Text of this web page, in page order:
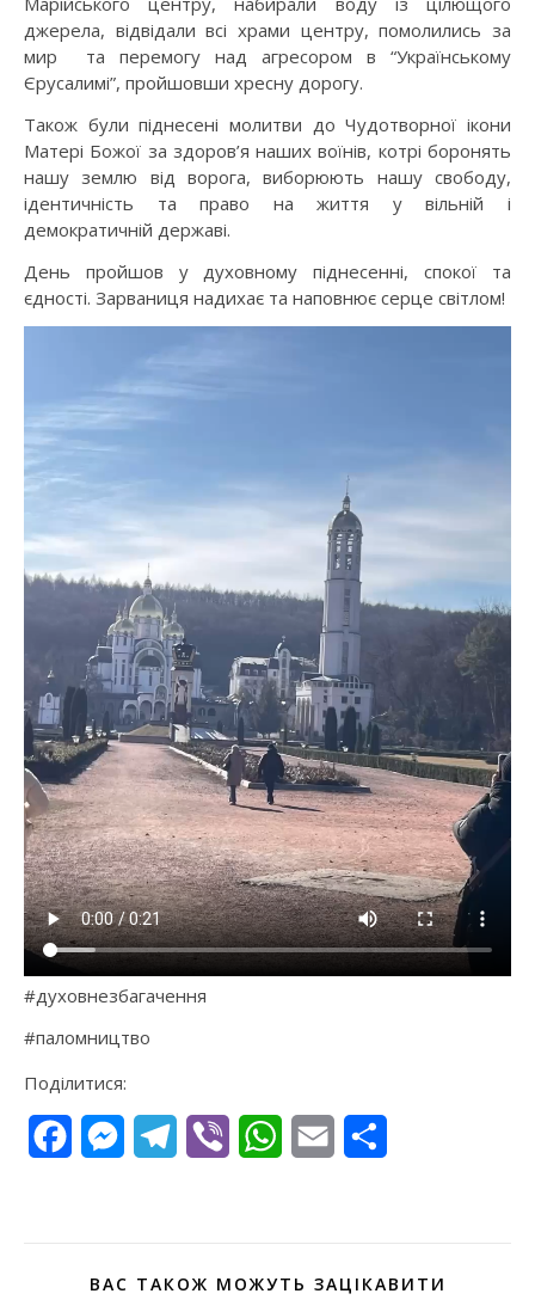
джерела, відвідали всі храми центру, помолились за
мир та перемогу над агресором в “Українському
Єрусалимі”, пройшовши хресну дорогу.
Також були піднесені молитви до Чудотворної ікони
Матері Божої за здоров’я наших воїнів, котрі боронять
нашу землю від ворога, виборюють нашу свободу,
ідентичність та право на життя у вільній і
демократичній державі.
День пройшов у духовному піднесенні, спокої та
єдності. Зарваниця надихає та наповнює серце світлом!
#духовнезбагачення
#паломництво
Поділитися:
FacebookMessengerTelegram
Viber WhatsApp
Email
ВАС ТАКОЖ МОЖУТЬ ЗАЦІКАВИТИ